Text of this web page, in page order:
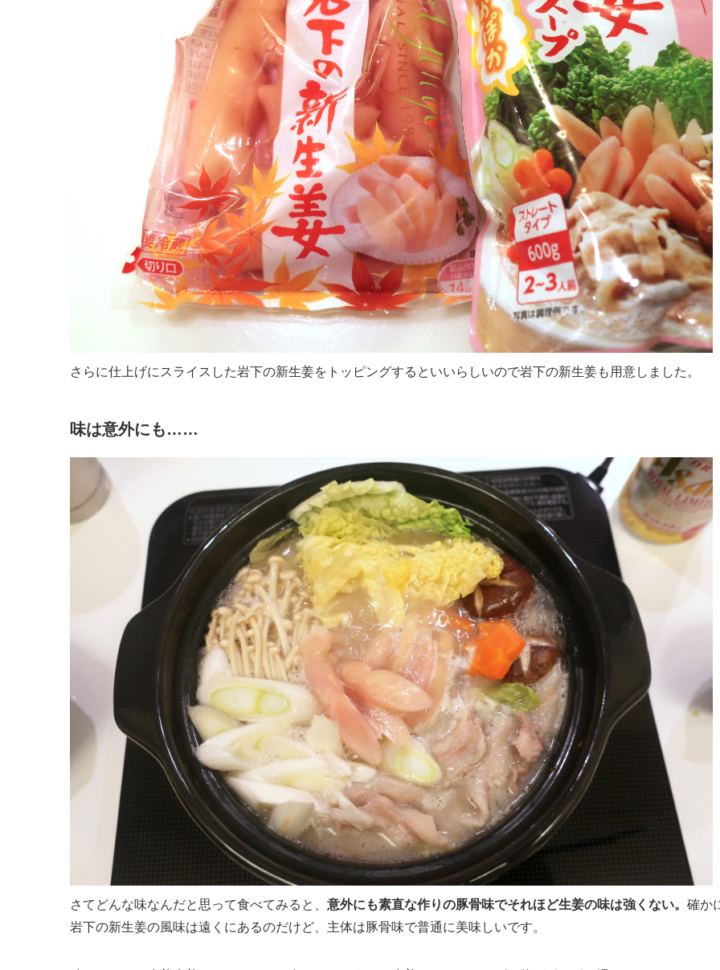
さらに仕上げにスライスした岩下の新生姜をトッピングするといいらしいので岩下の新生姜も用意しました。
味は意外にも……
さてどんな味なんだと思って食べてみると、 意外にも素直な作りの豚骨味でそれほど生姜の味は強くない。 確か
岩下の新生姜の風味は遠くにあるのだけど、主体は豚骨味で普通に美味しいです。